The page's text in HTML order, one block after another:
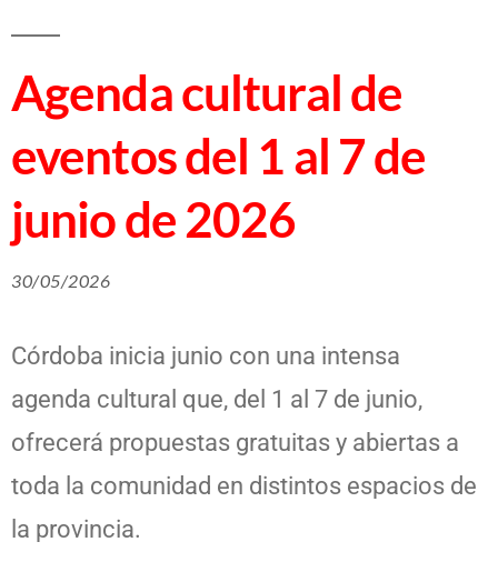
Agenda cultural de
eventos del 1 al 7 de
junio de 2026
30/05/2026
Córdoba inicia junio con una intensa
agenda cultural que, del 1 al 7 de junio,
ofrecerá propuestas gratuitas y abiertas a
toda la comunidad en distintos espacios de
la provincia.